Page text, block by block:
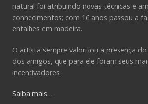
natural foi atribuindo novas técnicas e
conhecimentos; com 16 anos passou a
entalhes em madeira.
O artista sempre valorizou a presença
dos amigos, que para ele foram seus
incentivadores.
Saiba mais…